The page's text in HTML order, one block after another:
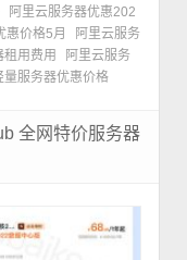
阿里云服务器优惠202
惠价格5月
阿里云服务
租用费用
阿里云服务
量服务器优惠价格
全网特价服务器